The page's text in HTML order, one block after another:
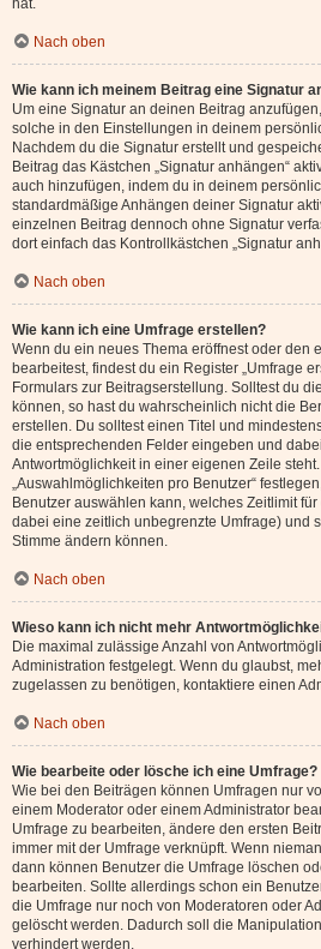
hat.
Nach oben
Wie kann ich meinem Beitrag eine Signatur
Um eine Signatur an deinen Beitrag
solche in den Einstellungen in deinem
Nachdem du die Signatur erstellt und
Beitrag das Kästchen „Signatur anhängen“
auch hinzufügen, indem du in deinem
standardmäßige Anhängen deiner Signatur
einzelnen Beitrag dennoch ohne Signatur
dort einfach das Kontrollkästchen „Signatur
Nach oben
Wie kann ich eine Umfrage erstellen?
Wenn du ein neues Thema eröffnest oder den
bearbeitest, findest du ein Register „Umfrage
Formulars zur Beitragserstellung. Solltest du
können, so hast du wahrscheinlich nicht die
erstellen. Du solltest einen Titel und
die entsprechenden Felder eingeben und
Antwortmöglichkeit in einer eigenen Zeile
„Auswahlmöglichkeiten pro Benutzer“
Benutzer auswählen kann, welches Zeitlimit
dabei eine zeitlich unbegrenzte Umfrage) und
Stimme ändern können.
Nach oben
Wieso kann ich nicht mehr
Die maximal zulässige Anzahl von
Administration festgelegt. Wenn du glaubst,
zugelassen zu benötigen, kontaktiere einen
Nach oben
Wie bearbeite oder lösche ich eine Umfrage?
Wie bei den Beiträgen können Umfragen nur
einem Moderator oder einem Administrator
Umfrage zu bearbeiten, ändere den ersten
immer mit der Umfrage verknüpft. Wenn
dann können Benutzer die Umfrage löschen
bearbeiten. Sollte allerdings schon ein
die Umfrage nur noch von Moderatoren oder
gelöscht werden. Dadurch soll die
verhindert werden.